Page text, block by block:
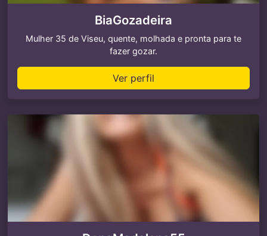
BiaGozadeira
Mulher 35 de Viseu, quente, molhada e pronta para te
fazer gozar.
Ver perfil